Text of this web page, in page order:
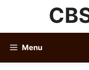
content
Menu